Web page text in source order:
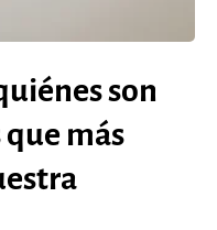
son
que más